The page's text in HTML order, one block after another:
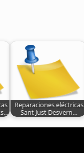
Reparaciones eléctricas
Sant Just Desvern…